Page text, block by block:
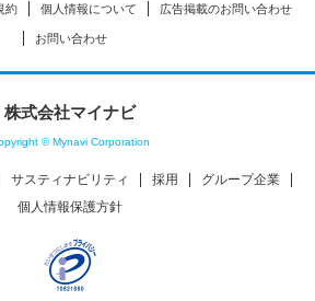
約 個人情報について 広告掲載のお問い合わせ
お問い合わせ
株式会社マイナビ
© Mynavi Corporation
サスティナビリティ 採用
グループ企業
個人情報保護方針